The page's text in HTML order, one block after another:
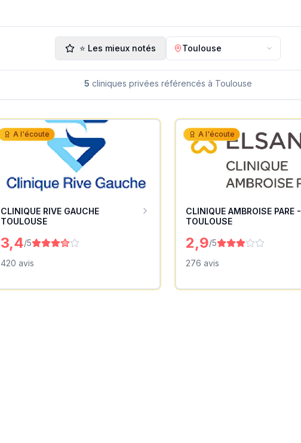
⭐ Les mieux notés Toulouse
5 cliniques privées référencés à Toulouse
A l'écoute
CLINIQUE RIVE GAUCHE
TOULOUSE
3,4/5
420 avis
A l'écoute
CLINIQUE AMBROISE PARE -
TOULOUSE
2,9/5
276 avis